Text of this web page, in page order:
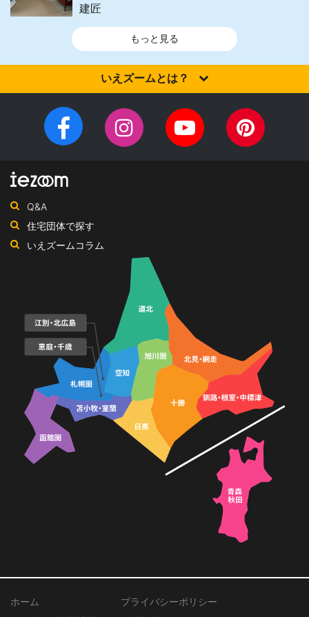
建匠
もっと見る
いえズームとは？
住宅会社を選びませんか？iezoom（いえズーム）は（株）北海道
住宅新聞社が、日頃の住宅業界への取材を元に、優れたハウスメ
ーカー・工務店を紹介するサイトです。
Facebook
ー
ジ
InstagramYouTube
チ
Q&A
住宅団体で探す
いえズームコラム
ホーム
プライバシーポリシー